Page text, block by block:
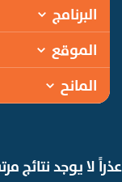
البرنامج
الموقع
المانح
عذراً لا يوجد نتائج